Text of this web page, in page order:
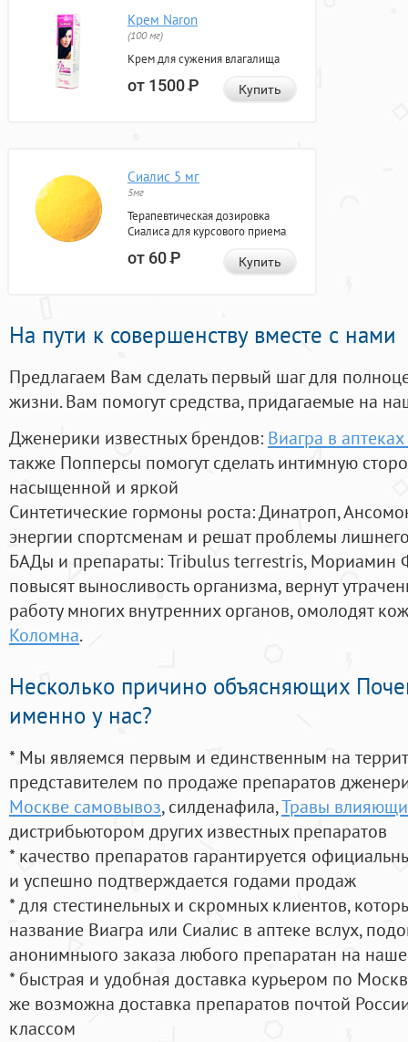
Крем Naron
(100 мг)
Крем для сужения влагалища
от 1500Р Купить
Сиалис 5 мг
5мг
Терапевтическая дозировка
Сиалиса для курсового приема
от 60Р Купить
На пути к совершенству вместе с нами
Предлагаем Вам сделать первый шаг для
жизни. Вам помогут средства, придагаемые на
Дженерики известных брендов: Виагра в аптеках
также Попперсы помогут сделать интимную
насыщенной и яркой
Синтетические гормоны роста: Динатроп,
энергии спортсменам и решат проблемы
БАДы и препараты:Tribulus terrestris, Мориамин
повысят выносливость организма, вернут
работу многих внутренних органов, омолодят
Коломна.
Несколько причино объясняющих
именно у нас?
* Мы являемся первым и единственным на
представителем по продаже препаратов
Москве самовывоз, силденафила,Травы
дистрибьютором других известных препаратов
* качество препаратов гарантируется
и успешно подтверждается годами продаж
* для стестинельных и скромных клиентов,
название Виагра или Сиалис в аптеке вслух,
анонимныого заказа любого препаратан на
* быстрая и удобная доставка курьером по
же возможна доставка препаратов почтой
классом